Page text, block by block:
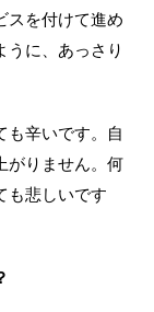
スを付けて進め
うに、あっさり
も辛いです。自
がりません。何
も悲しいです